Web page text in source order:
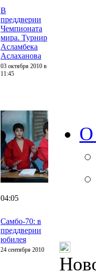
В
преддверии
Чемпионата
мира. Турнир
Асламбека
Аслаханова
03 октября 2010 в
11:45
04:05
Самбо-70: в
преддверии
юбилея
24 сентября 2010
О